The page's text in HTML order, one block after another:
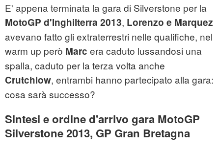
E' appena terminata la gara di Silverstone per la
MotoGP d'Inghilterra 2013, Lorenzo e Marquez
avevano fatto gli extraterrestri nelle qualifiche, nel
warm up però Marc era caduto lussandosi una
spalla, caduto per la terza volta anche
Crutchlow, entrambi hanno partecipato alla gara:
cosa sarà successo?
Sintesi e ordine d'arrivo gara MotoGP
Silverstone 2013, GP Gran Bretagna